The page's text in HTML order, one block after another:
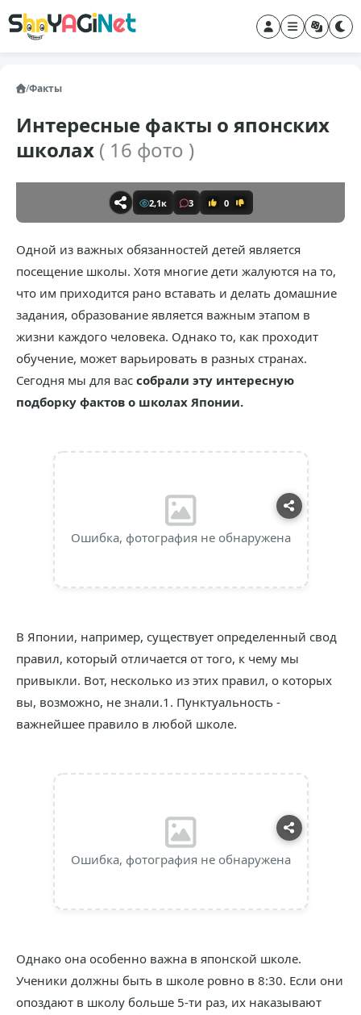
/Факты
Интересные факты о японских
школах ( 16 фото )
2,1к 3 0
Одной из важных обязанностей детей является
посещение школы. Хотя многие дети жалуются на то,
что им приходится рано вставать и делать домашние
задания, образование является важным этапом в
жизни каждого человека. Однако то, как проходит
обучение, может варьировать в разных странах.
Сегодня мы для вас собрали эту интересную
подборку фактов о школах Японии.
Ошибка, фотография не обнаружена
В Японии, например, существует определенный свод
правил, который отличается от того, к чему мы
привыкли. Вот, несколько из этих правил, о которых
вы, возможно, не знали.1. Пунктуальность -
важнейшее правило в любой школе.
Ошибка, фотография не обнаружена
Однако она особенно важна в японской школе.
Ученики должны быть в школе ровно в 8:30. Если они
опоздают в школу больше 5-ти раз, их наказывают